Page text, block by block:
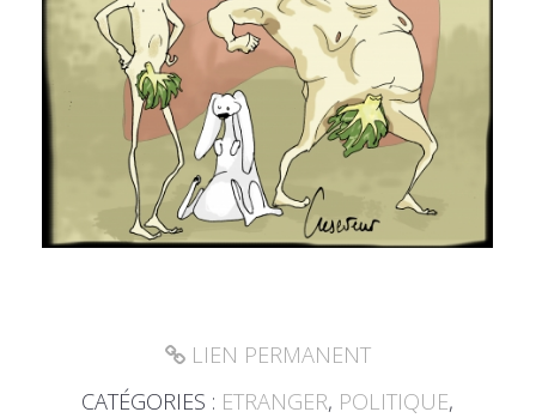
LIEN PERMANENT
CATÉGORIES : ETRANGER, POLITIQUE,